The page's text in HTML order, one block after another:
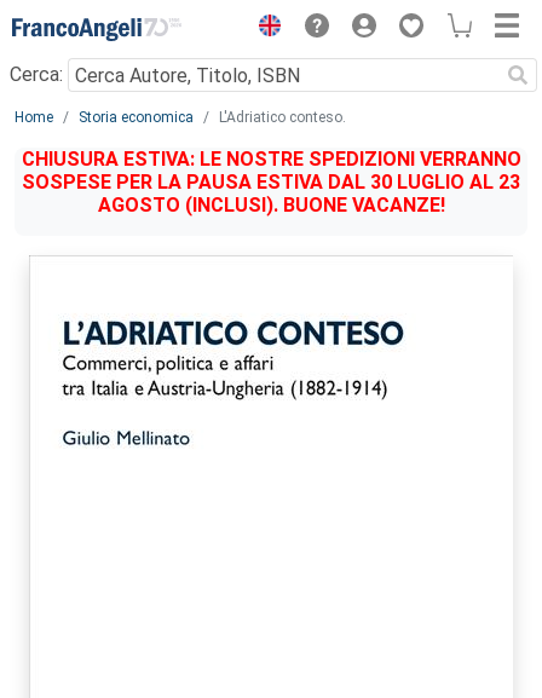
Menu
Cerca:
Main content
Home Storia economica L'Adriatico conteso.
CHIUSURA ESTIVA: LE NOSTRE SPEDIZIONI VERRANNO
SOSPESE PER LA PAUSA ESTIVA DAL 30 LUGLIO AL 23
AGOSTO (INCLUSI). BUONE VACANZE!